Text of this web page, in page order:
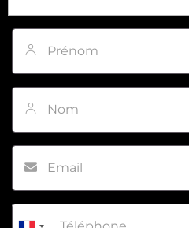
Prénom*
Nom*
Email*